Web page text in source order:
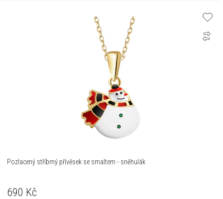
Pozlacený stříbrný přívěsek se smaltem - sněhulák
690 Kč